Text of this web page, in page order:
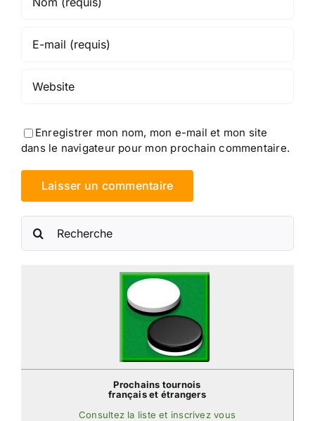
Enregistrer mon nom, mon e-mail et mon site
dans le navigateur pour mon prochain commentaire.
Rechercher:
Prochains tournois
français et étrangers
Consultez la liste et inscrivez vous